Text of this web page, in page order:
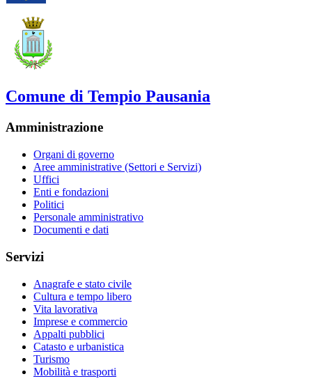
Comune di Tempio Pausania
Amministrazione
Organi di governo
Aree amministrative (Settori e Servizi)
Uffici
Enti e fondazioni
Politici
Personale amministrativo
Documenti e dati
Servizi
Anagrafe e stato civile
Cultura e tempo libero
Vita lavorativa
Imprese e commercio
Appalti pubblici
Catasto e urbanistica
Turismo
Mobilità e trasporti